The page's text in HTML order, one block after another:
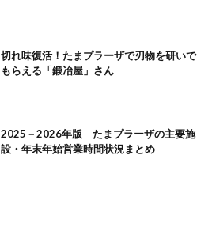
切れ味復活！たまプラーザで刃物を研いで
もらえる「鍛冶屋」さん
2025－2026年版 たまプラーザの主要施
設・年末年始営業時間状況まとめ